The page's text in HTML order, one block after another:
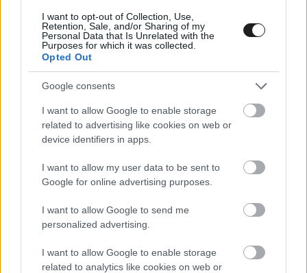
I want to opt-out of Collection, Use,
Retention, Sale, and/or Sharing of my
Personal Data that Is Unrelated with the
Purposes for which it was collected.
Opted Out
Google consents
I want to allow Google to enable storage
related to advertising like cookies on web or
device identifiers in apps.
I want to allow my user data to be sent to
Google for online advertising purposes.
I want to allow Google to send me
personalized advertising.
I want to allow Google to enable storage
related to analytics like cookies on web or
sajnos nem sikerült mindent visszaszerezni, csak
néhány dolgot.”
Az F1-ben idén debütált 20 éves brazil pilóta
eddigi legjobb eredményét a legutóbbi futamon,
Spanyol Nagydíjonérte el a 12. hellyel, az e
hétvégi Kanadai Nagydíj montreali pályája
viszont új helyszín lesz számára.